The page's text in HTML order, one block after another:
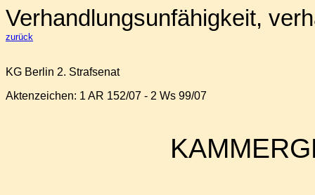
Verhandlungsunfähigkeit,
zurück
KG Berlin 2. Strafsenat
Aktenzeichen: 1 AR 152/07 - 2 Ws 99/07